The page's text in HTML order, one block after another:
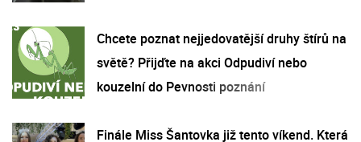
Chcete poznat nejjedovatější druhy štírů na
světě? Přijďte na akci Odpudiví nebo
kouzelní do Pevnosti poznání
Finále Miss Šantovka již tento víkend. Která